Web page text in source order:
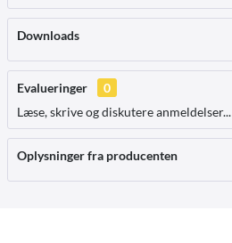
Downloads
Evalueringer
0
Læse, skrive og diskutere anmeldelser...
Oplysninger fra producenten